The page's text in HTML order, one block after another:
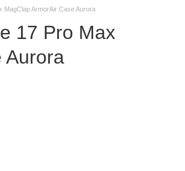
MagClap ArmorAir Case Aurora
17 Pro Max
Aurora